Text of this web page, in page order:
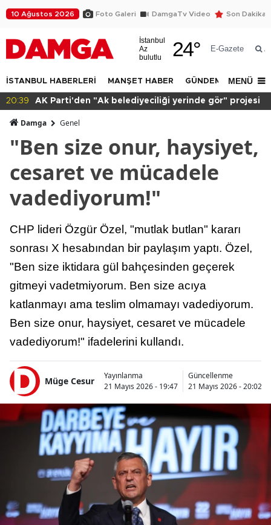
10 Ağustos 2026 Foto Galeri DamgaTv Video Son Dakika
İstanbul
Az
bulutlu
24° E-Gazete
İSTANBUL HABERLERİ MANŞET HABER GÜNDEM DÜNYA
MENÜ
AK Parti'den "Ak belediyeciliği yerinde gör" projesi
Damga Genel
"Ben size onur, haysiyet,
cesaret ve mücadele
vadediyorum!"
CHP lideri Özgür Özel, "mutlak butlan" kararı
sonrası X hesabından bir paylaşım yaptı. Özel,
"Ben size iktidara gül bahçesinden geçerek
gitmeyi vadetmiyorum. Ben size acıya
katlanmayı ama teslim olmamayı vadediyorum.
Ben size onur, haysiyet, cesaret ve mücadele
vadediyorum!" ifadelerini kullandı.
Müge Cesur
Yayınlanma
21 Mayıs 2026 - 19:47
Güncellenme
21 Mayıs 2026 - 20:02